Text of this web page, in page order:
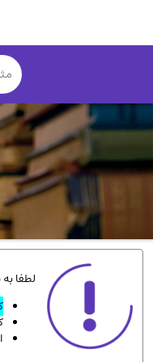
کتب نادر و کمیاب(19)
فلسفه و جامعه شناسی(151)
دانشگاهی و آموزشی(534)
ورزشی و تربیت بدنی
سیاسی(116)
کتاب های مصور رنگی و
دایره المعارف و فرهنگ
سینما و فیلم
زندگینامه شهدا
لطفا